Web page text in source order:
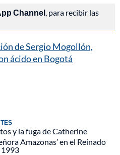
Channel , para recibir las
de Sergio Mogollón,
ácido en Bogotá
y la fuga de Catherine
Amazonas’ en el Reinado
1993